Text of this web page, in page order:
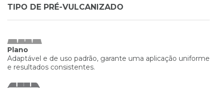
TIPO DE PRÉ-VULCANIZADO
Plano
Adaptável e de uso padrão, garante uma aplicação uniforme
e resultados consistentes.